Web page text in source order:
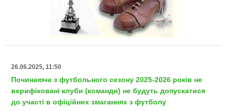
26.06.2025, 11:50
Починаючи з футбольного сезону 2025-2026 років не
верифіковані клуби (команди) не будуть допускатися
до участі в офіційних змаганнях з футболу